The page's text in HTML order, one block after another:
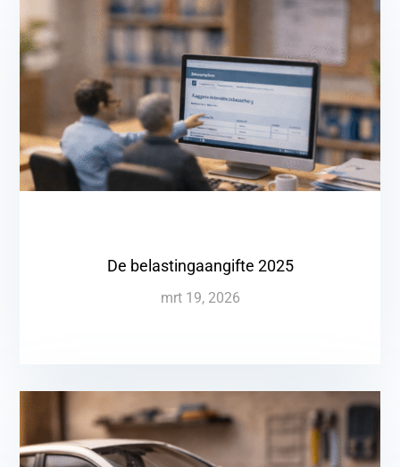
De belastingaangifte 2025
mrt 19, 2026